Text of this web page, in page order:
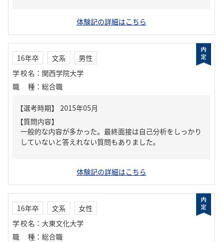
体験記の詳細はこちら
16年卒 文系
男性
学校名 ： 関西学院大学
職種 ： 総合職
【質問内容】
一般的な内容が多かった。最終面接は自己分析をしっかり
していないと答えれない質問もありました。
体験記の詳細はこちら
16年卒 文系
女性
学校名 ： 大東文化大学
職種 ： 総合職